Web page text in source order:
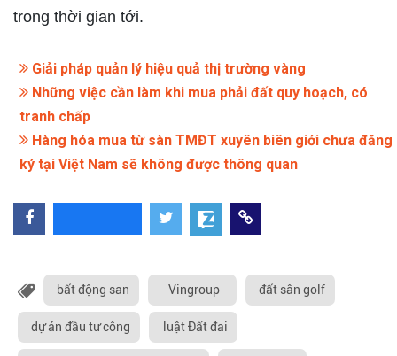
trong thời gian tới.
Giải pháp quản lý hiệu quả thị trường vàng
Những việc cần làm khi mua phải đất quy hoạch, có
tranh chấp
Hàng hóa mua từ sàn TMĐT xuyên biên giới chưa đăng
ký tại Việt Nam sẽ không được thông quan
bất động san Vingroup đất sân golf
dự án đầu tư công luật Đất đai